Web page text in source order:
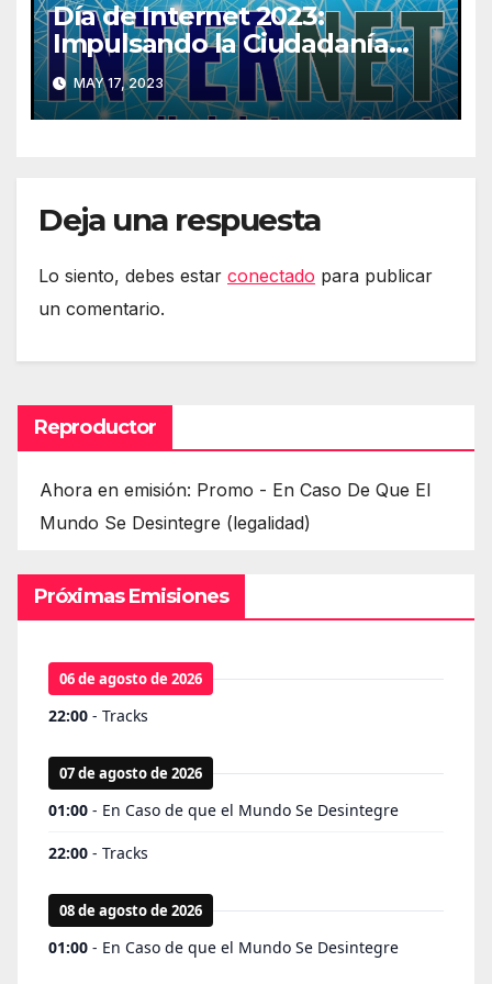
Día de Internet 2023:
Impulsando la Ciudadanía
Digital
MAY 17, 2023
Deja una respuesta
Lo siento, debes estar conectado para publicar
un comentario.
Reproductor
Ahora en emisión: Promo - En Caso De Que El
Mundo Se Desintegre (legalidad)
Próximas Emisiones